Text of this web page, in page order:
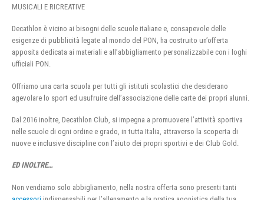
MUSICALI E RICREATIVE
Decathlon è vicino ai bisogni delle scuole italiane e, consapevole delle
esigenze di pubblicità legate al mondo del PON, ha costruito un’offerta
apposita dedicata ai materiali e all’abbigliamento personalizzabile con i loghi
ufficiali PON.
Offriamo una carta scuola per tutti gli istituti scolastici che desiderano
agevolare lo sport ed usufruire dell’associazione delle carte dei propri alunni.
Dal 2016 inoltre, Decathlon Club, si impegna a promuovere l’attività sportiva
nelle scuole di ogni ordine e grado, in tutta Italia, attraverso la scoperta di
nuove e inclusive discipline con l’aiuto dei propri sportivi e dei Club Gold.
ED INOLTRE…
Non vendiamo solo abbigliamento, nella nostra offerta sono presenti tanti